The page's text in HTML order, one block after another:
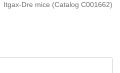
Itgax-Dre mice (Catalog C001662)